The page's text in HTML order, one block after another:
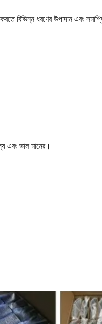
ধরণের উপাদান এবং সমাপ্তি
এবং ভাল মানের।